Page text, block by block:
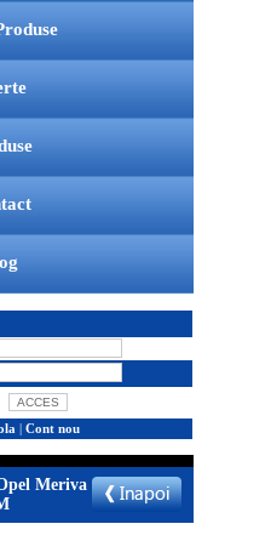
| Cont nou
Meriva